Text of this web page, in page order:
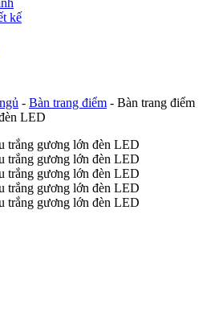
kế
- Bàn trang điểm - Bàn trang điểm
LED